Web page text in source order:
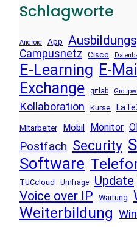
Schlagworte
Android App
Campusnetz Cisco
E-Learning E-Mail
Exchange gitlab
Kollaboration Kurse
Mitarbeiter Mobil Monitor
Postfach Security
Software
TUCcloud Umfrage Update
Voice over IP Wartung
Weiterbildung